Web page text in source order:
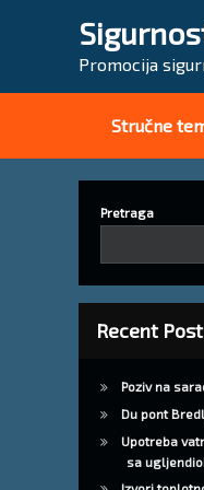
Preskoči
Promocija
Stručne
Pretraga
Recent
Poziv na
Du pont
Upotreba
sa